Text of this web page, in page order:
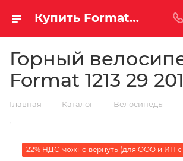
Купить Format 1213 29 2017 за рублей, а со скидкой
Горный
Format 1213 29
Главная — Каталог — Велосипеды —
22% НДС можно вернуть (для ООО и ИП